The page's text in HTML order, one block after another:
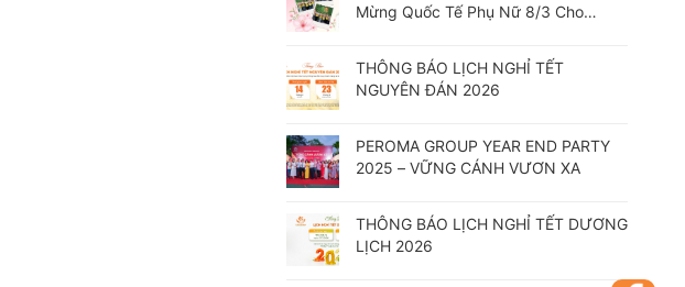
Mừng Quốc Tế Phụ Nữ 8/3 Cho
THÔNG BÁO LỊCH NGHỈ TẾT
NGUYÊN ĐÁN 2026
PEROMA GROUP YEAR END PARTY
2025 – VỮNG CÁNH VƯƠN XA
THÔNG BÁO LỊCH NGHỈ TẾT DƯƠNG
LỊCH 2026